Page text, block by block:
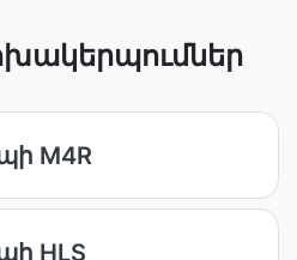
M4R
HLS